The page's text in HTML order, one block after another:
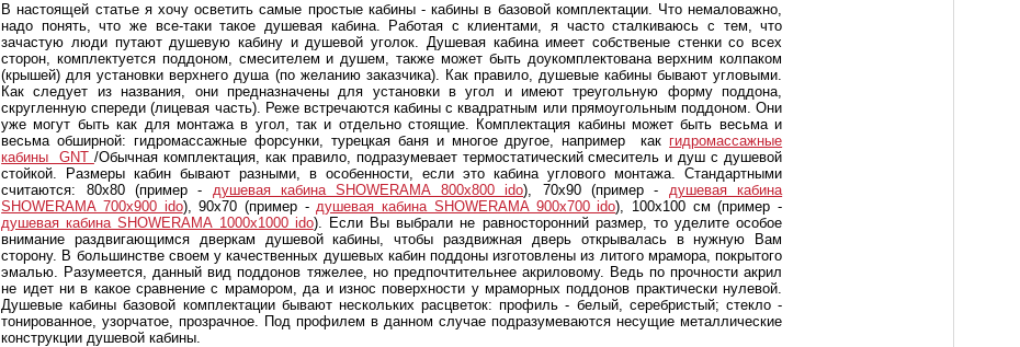
В настоящей статье я хочу осветить самые простые кабины - кабины в базовой комплектации. Что немаловажно,
надо понять, что же все-таки такое душевая кабина. Работая с клиентами, я часто сталкиваюсь с тем, что
зачастую люди путают душевую кабину и душевой уголок. Душевая кабина имеет собственые стенки со всех
сторон, комплектуется поддоном, смесителем и душем, также может быть доукомплектована верхним колпаком
(крышей) для установки верхнего душа (по желанию заказчика). Как правило, душевые кабины бывают угловыми.
Как следует из названия, они предназначены для установки в угол и имеют треугольную форму поддона,
скругленную спереди (лицевая часть). Реже встречаются кабины с квадратным или прямоугольным поддоном. Они
уже могут быть как для монтажа в угол, так и отдельно стоящие. Комплектация кабины может быть весьма и
весьма обширной: гидромассажные форсунки, турецкая баня и многое другое, например как гидромассажные
кабины GNT /Обычная комплектация, как правило, подразумевает термостатический смеситель и душ с душевой
стойкой. Размеры кабин бывают разными, в особенности, если это кабина углового монтажа. Стандартными
считаются: 80х80 (пример - душевая кабина SHOWERAMA 800x800 ido), 70х90 (пример - душевая кабина
SHOWERAMA 700x900 ido), 90х70 (пример -душевая кабина SHOWERAMA 900x700 ido), 100х100 см (пример -
душевая кабина SHOWERAMA 1000x1000 ido). Если Вы выбрали не равносторонний размер, то уделите особое
внимание раздвигающимся дверкам душевой кабины, чтобы раздвижная дверь открывалась в нужную Вам
сторону. В большинстве своем у качественных душевых кабин поддоны изготовлены из литого мрамора, покрытого
эмалью. Разумеется, данный вид поддонов тяжелее, но предпочтительнее акриловому. Ведь по прочности акрил
не идет ни в какое сравнение с мрамором, да и износ поверхности у мраморных поддонов практически нулевой.
Душевые кабины базовой комплектации бывают нескольких расцветок: профиль - белый, серебристый; стекло -
тонированное, узорчатое, прозрачное. Под профилем в данном случае подразумеваются несущие металлические
конструкции душевой кабины.